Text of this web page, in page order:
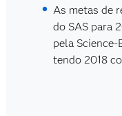
As metas de
do SAS para
pela
tendo 2018